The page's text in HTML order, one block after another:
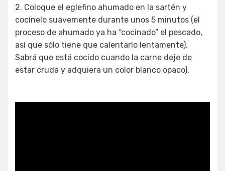
2. Coloque el eglefino ahumado en la sartén y
cocínelo suavemente durante unos 5 minutos (el
proceso de ahumado ya ha “cocinado” el pescado,
así que sólo tiene que calentarlo lentamente).
Sabrá que está cocido cuando la carne deje de
estar cruda y adquiera un color blanco opaco).